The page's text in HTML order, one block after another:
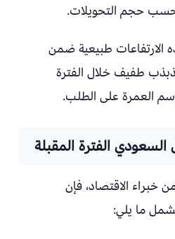
حسب حجم التحويلات.
الارتفاعات طبيعية ضمن
طفيف خلال الفترة
العمرة على الطلب.
الفترة المقبلة
خبراء الاقتصاد، فإن
ما يلي: